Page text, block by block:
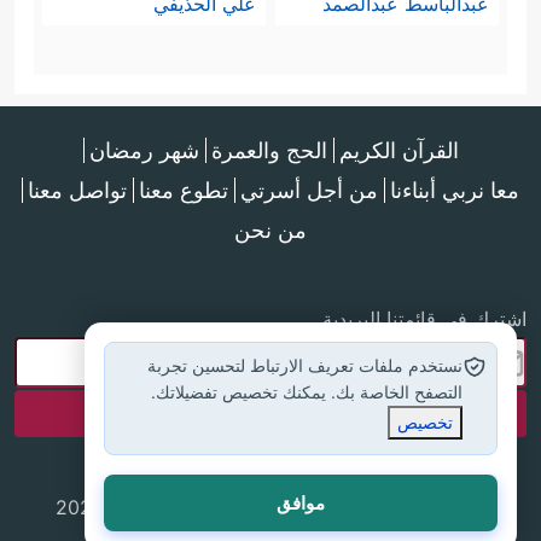
القرآن الكريم الحج والعمرة شهر رمضان
معا نربي أبناءنا من أجل أسرتي تطوع معنا تواصل معنا
من نحن
اشترك في قائمتنا البريدية
جميع الحقوق محفوظة لموقع إسلام أون لاين © 2025
نستخدم ملفات تعريف الارتباط لتحسين تجربة
التصفح الخاصة بك. يمكنك تخصيص تفضيلاتك.
تخصيص
موافق